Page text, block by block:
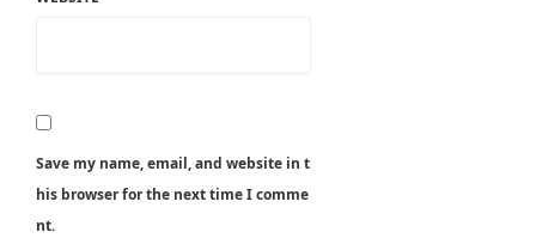
Save my name, email, and website in t
his browser for the next time I comme
nt.